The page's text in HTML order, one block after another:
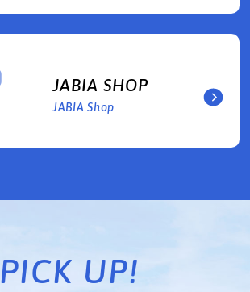
JABIA SHOP
JABIA Shop
PICK UP!